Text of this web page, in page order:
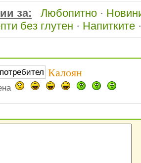
за: Любопитно ·
без глутен · Напитките
Калоян